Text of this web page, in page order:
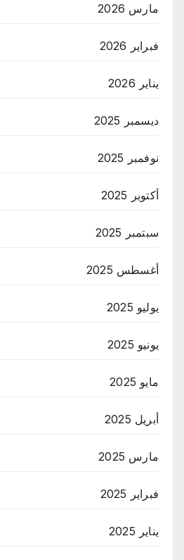
مارس 2026
فبراير 2026
يناير 2026
ديسمبر 2025
نوفمبر 2025
أكتوبر 2025
سبتمبر 2025
أغسطس 2025
يوليو 2025
يونيو 2025
مايو 2025
أبريل 2025
مارس 2025
فبراير 2025
يناير 2025